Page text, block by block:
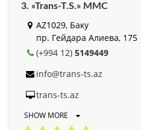
3. «Trans-T.S.» MMC
AZ1029, Баку
пр. Гейдара Алиева, 175
(+994 12) 5149449
info@trans-ts.az
trans-ts.az
SHOW MORE